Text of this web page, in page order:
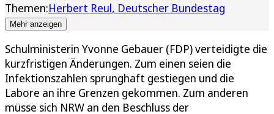
Themen:Herbert Reul Deutscher Bundestag
Mehr anzeigen
Schulministerin Yvonne Gebauer (FDP) verteidigte die
kurzfristigen Änderungen. Zum einen seien die
Infektionszahlen sprunghaft gestiegen und die
Labore an ihre Grenzen gekommen. Zum anderen
müsse sich NRW an den Beschluss der